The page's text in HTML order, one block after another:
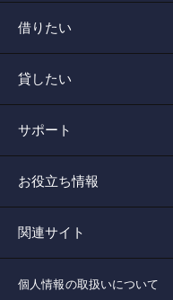
借りたい
貸したい
サポート
お役立ち情報
関連サイト
個人情報の取扱いについて